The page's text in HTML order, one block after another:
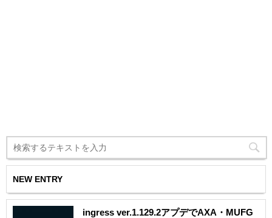
NEW ENTRY
ingress ver.1.129.2アプデでAXA・MUFG